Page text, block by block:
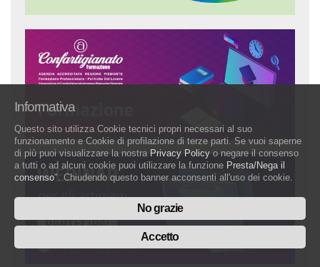
Informativa
Questo sito utilizza Cookie tecnici propri necessari al suo
funzionamento e Cookie di profilazione di terze parti. Se vuoi saperne
di più puoi visualizzare la nostra Privacy Policy o negare il consenso
a tutti o ad alcuni cookie puoi utilizzare la funzione Presta/Nega il
consenso". Chiudendo questo banner acconsenti all'uso dei cookie.
No grazie
Accetto